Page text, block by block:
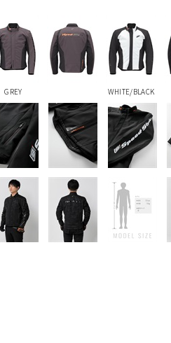
GREY WHITE/BLACK